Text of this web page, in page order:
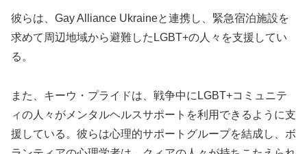
彼らは、Gay Alliance Ukraineと連携し、緊急宿泊施設を
求めて周辺地域から避難したLGBT+の人々を支援してい
る。
また、キーウ・プライドは、戦争中にLGBT+コミュニテ
ィの人々がメンタルヘルスサポートを利用できるように支
援している。彼らは心理的サポートグループを結成し、ボ